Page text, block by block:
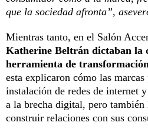
que la sociedad afronta”,
Mientras tanto, en el Salón
Katherine Beltrán dictaban la
herramienta de
esta explicaron cómo las
instalación de redes de internet
a la brecha digital, pero también
construir relaciones con sus